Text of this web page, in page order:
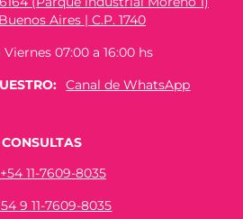
Aires | C.P. 1740
Viernes 07:00 a 16:00 hs
Canal de WhatsApp
CONSULTAS
+54 11-7609-8035
9 11-7609-8035